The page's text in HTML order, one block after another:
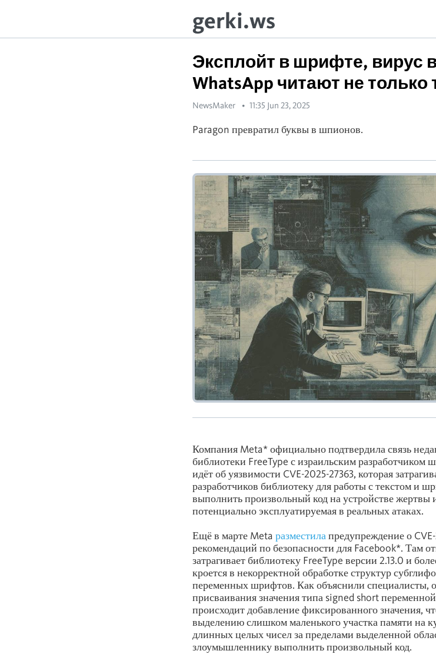
gerki.ws
Эксплойт в шрифте, вирус в
WhatsApp читают не
NewsMaker 11:35 Jun 23, 2025
Paragon превратил буквы в шпионов.
Компания Meta* официально подтвердила связь
библиотеки FreeType с израильским
идёт об уязвимости CVE-2025-27363, которая
разработчиков библиотеку для работы с текстом и
выполнить произвольный код на устройстве жертвы
потенциально эксплуатируемая в реальных атаках.
Ещё в марте Meta разместилапредупреждение о
рекомендаций по безопасности для Facebook*. Там
затрагивает библиотеку FreeType версии 2.13.0 и
кроется в некорректной обработке структур
переменных шрифтов. Как объяснили специалисты,
присваивания значения типа signed short
происходит добавление фиксированного значения,
выделению слишком маленького участка памяти на
длинных целых чисел за пределами выделенной
злоумышленнику выполнить произвольный код.